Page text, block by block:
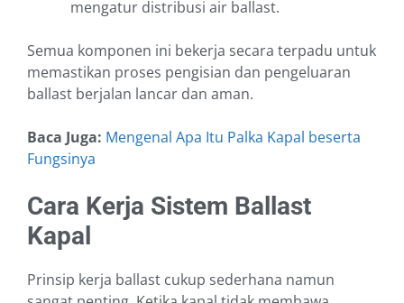
mengatur distribusi air ballast.
Semua komponen ini bekerja secara terpadu untuk
memastikan proses pengisian dan pengeluaran
ballast berjalan lancar dan aman.
Baca Juga: Mengenal Apa Itu Palka Kapal beserta
Fungsinya
Cara Kerja Sistem Ballast
Kapal
Prinsip kerja ballast cukup sederhana namun